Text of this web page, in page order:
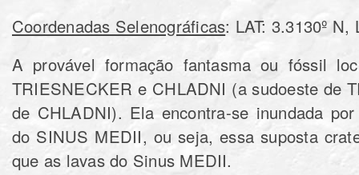
Coordenadas Selenográficas: LAT: 3.3130º N,
A provável formação fantasma ou fóssil
TRIESNECKER e CHLADNI (a sudoeste de
de CHLADNI). Ela encontra-se inundada
do SINUS MEDII, ou seja, essa suposta
que as lavas do Sinus MEDII.